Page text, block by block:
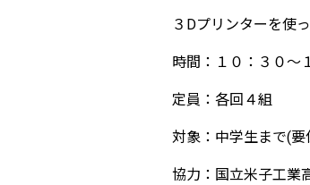
３Dプリンターを使
時間：１０：３０～
定員：各回４組
対象：中学生まで(要
協力：国立米子工